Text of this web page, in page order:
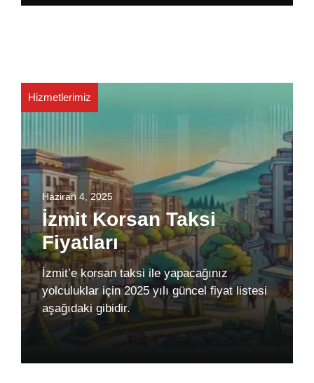
Hizmetlerimiz
Haziran 4, 2025
İzmit Korsan Taksi
Fiyatları
İzmit’e korsan taksi ile yapacağınız
yolculuklar için 2025 yılı güncel fiyat listesi
aşağıdaki gibidir.